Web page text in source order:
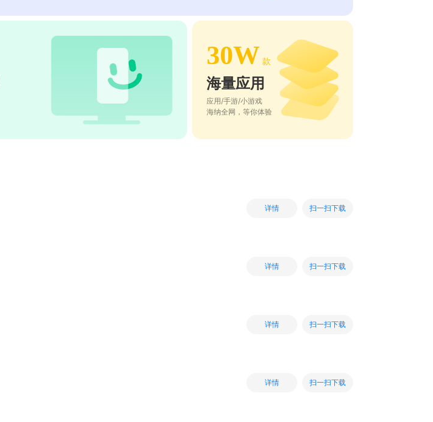
30W 款
海量应用
应用/手游/小游戏
海纳全网，等你体验
详情 扫一扫下载
详情 扫一扫下载
详情 扫一扫下载
详情 扫一扫下载